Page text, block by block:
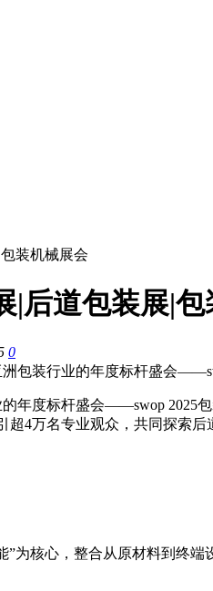
装机械展会
|后道包装展|
0
洲包装行业的年度标杆盛会
的年度标杆盛会——swop 2025
4万名专业观众，共同探索后
”为核心，整合从原材料到终